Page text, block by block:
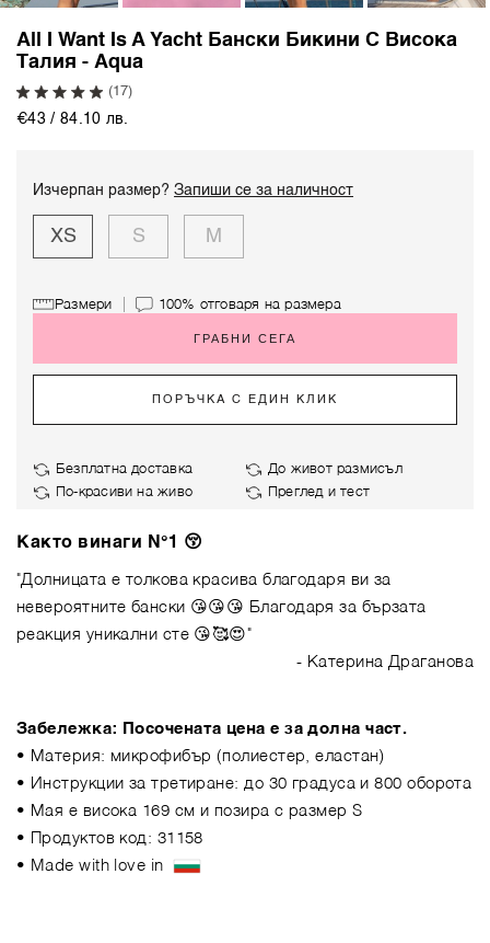
All I Want Is A Yacht Бански Бикини С Висока
Талия - Aqua
(17)
€43 / 84.10 лв.
Изчерпан размер?Запиши се за наличност
XS S M
Размери 100% отговаря на размера
ГРАБНИ СЕГА
ПОРЪЧКА С ЕДИН КЛИК
Безплатна доставка
До живот размисъл
По-красиви на живо
Преглед и тест
Както винаги N°1 😚
"Долницата е толкова красива благодаря ви за
невероятните бански 😘😘😘 Благодаря за бързата
реакция уникални сте 😘🥰😍"
- Катерина Драганова
Забележка: Посочената цена е за долна част.
• Материя: микрофибър (полиестер, еластан)
• Инструкции за третиране: до 30 градуса и 800 оборота
• Мая е висока 169 см и позира с размер S
• Продуктов код: 31158
• Made with love in